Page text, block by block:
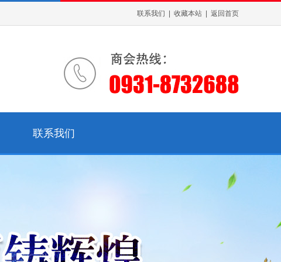
联系我们 收藏本站 返回首页
联系我们